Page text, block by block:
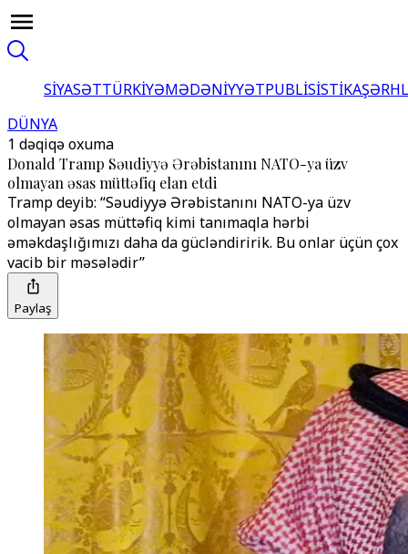
SİYASƏTTÜRKİYƏMƏDƏNİYYƏTPUBLİSİSTİKA
DÜNYA
1 dəqiqə oxuma
Donald Tramp Səudiyyə Ərəbistanını NATO-ya üzv
olmayan əsas müttəfiq elan etdi
Tramp deyib: “Səudiyyə Ərəbistanını NATO-ya üzv
olmayan əsas müttəfiq kimi tanımaqla hərbi
əməkdaşlığımızı daha da gücləndiririk. Bu onlar üçün çox
vacib bir məsələdir’’
Paylaş